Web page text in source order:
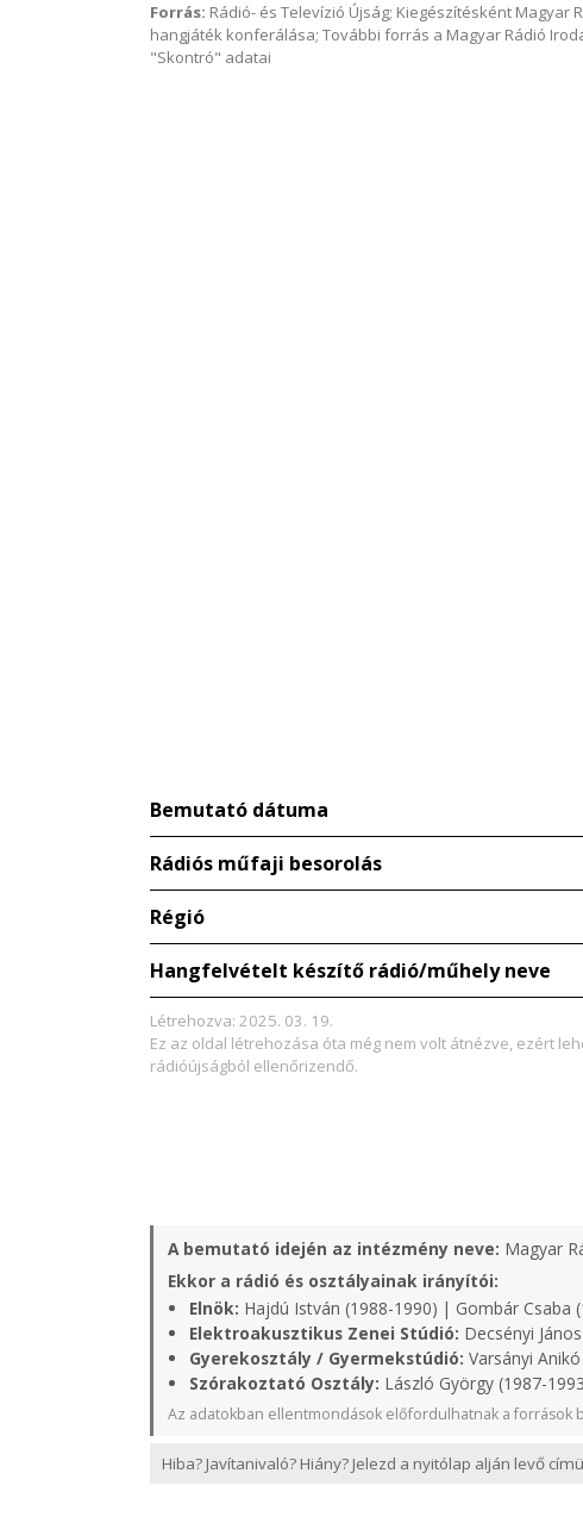
Forrás: Rádió- és Televízió Újság; Kiegészítésként Magyar
hangjáték konferálása; További forrás a Magyar Rádió
"Skontró" adatai
Bemutató dátuma
Rádiós műfaji besorolás
Régió
Hangfelvételt készítő rádió/műhely neve
Létrehozva: 2025. 03. 19.
Ez az oldal létrehozása óta még nem volt átnézve, ezért
rádióújságból ellenőrizendő.
A bemutató idején az intézmény neve: Magyar
Ekkor a rádió és osztályainak irányítói:
Elnök: Hajdú István (1988-1990) | Gombár Csaba
Elektroakusztikus Zenei Stúdió: Decsényi
Gyerekosztály / Gyermekstúdió: Varsányi
Szórakoztató Osztály: László György (1987-
Az adatokban ellentmondások előfordulhatnak a források
Hiba? Javítanivaló? Hiány? Jelezd a nyitólap alján levő